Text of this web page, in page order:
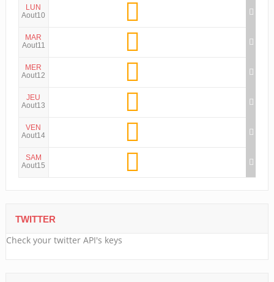
LUN
Aout10
MAR
Aout11
MER
Aout12
JEU
Aout13
VEN
Aout14
SAM
Aout15
TWITTER
Check your twitter API's keys